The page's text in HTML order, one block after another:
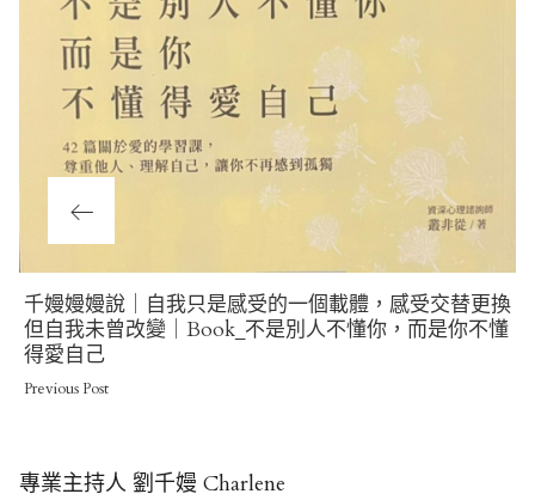
Previous
Post
千嫚嫚嫚說｜自我只是感受的一個載體，感受交替更換
但自我未曾改變｜Book_不是別人不懂你，而是你不懂
得愛自己
Previous Post
專業主持人 劉千嫚 Charlene